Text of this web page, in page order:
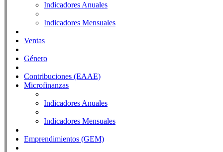
Indicadores Anuales
Indicadores Mensuales
Ventas
Género
Contribuciones (EAAE)
Microfinanzas
Indicadores Anuales
Indicadores Mensuales
Emprendimientos (GEM)